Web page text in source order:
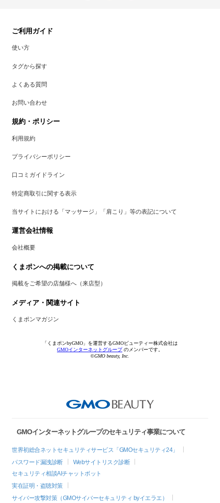
ご利用ガイド
使い方
タグから探す
よくある質問
お問い合わせ
規約・ポリシー
利用規約
プライバシーポリシー
口コミガイドライン
特定商取引に関する表示
当サイトにおける「マッサージ」「肩こり」等の表記について
運営会社情報
会社概要
くまポンへの掲載について
掲載をご希望の店舗様へ（来店型）
メディア・関連サイト
くまポンマガジン
「くまポンbyGMO」を運営するGMOビューティー株式会社は
GMOインターネットグループのメンバーです。
©GMO beauty, Inc.
GMOインターネットグループのセキュリティ事業について
世界初総合ネットセキュリティサービス「GMOセキュリティ24」
パスワード漏洩診断
Webサイトリスク診断
セキュリティ相談AIチャットボット
実在証明・盗聴対策
サイバー攻撃対策（GMOサイバーセキュリティ byイエラエ）